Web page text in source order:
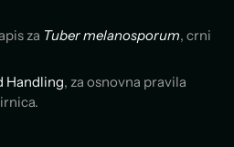
za Tuber melanosporum, crni
Handling, za osnovna pravila